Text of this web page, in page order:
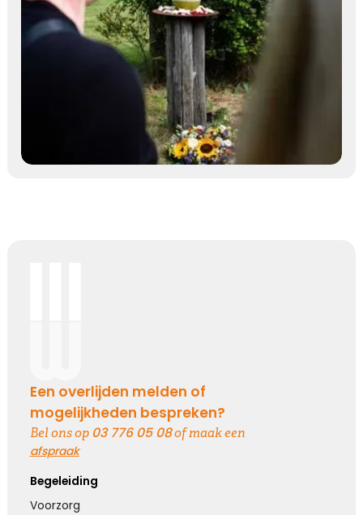
Een overlijden melden of
mogelijkheden bespreken?
Bel ons op 03 776 05 08of maak een
afspraak
Begeleiding
Voorzorg